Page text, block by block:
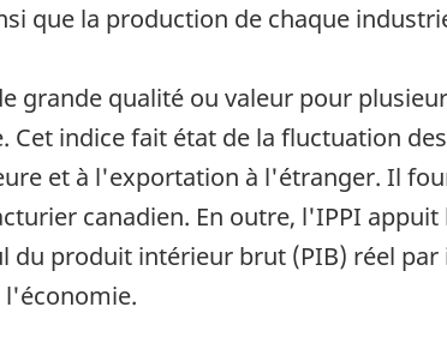
que la production de chaque
grande qualité ou valeur pour
Cet indice fait état de la fluctuation
et à l'exportation à l'étranger. Il
canadien. En outre, l'IPPI
du produit intérieur brut (PIB) réel
l'économie.